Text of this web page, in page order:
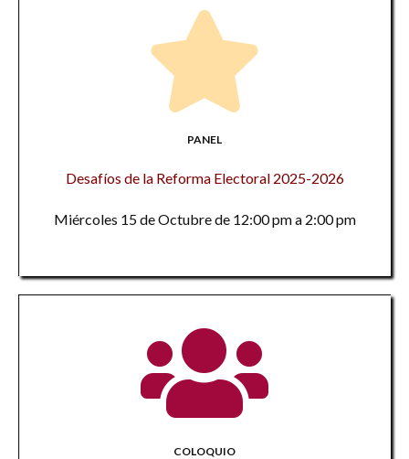
PANEL
Desafíos de la Reforma Electoral 2025-2026
Miércoles 15 de Octubre de 12:00 pm a 2:00 pm
COLOQUIO